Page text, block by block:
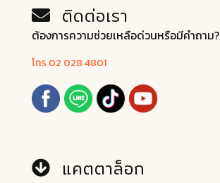
ติดต่อเรา
ต้องการความช่วยเหลือด่วนหรือมีคำถาม?
โทร 02 028 4801
แคตตาล็อก